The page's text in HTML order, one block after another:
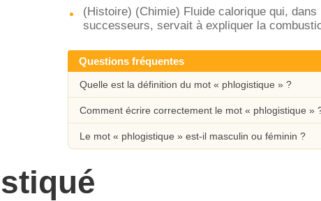
(Histoire) (Chimie) Fluide calorique qui,
successeurs, servait à expliquer la
Questions fréquentes
Quelle est la définition du mot « phlogistique » ?
Comment écrire correctement le mot « phlogistique »
Le mot « phlogistique » est-il masculin ou féminin ?